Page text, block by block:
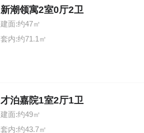
新潮领寓2室0厅2卫
建面:约47㎡
套内:约71.1㎡
才泊嘉院1室2厅1卫
建面:约49㎡
套内:约43.7㎡